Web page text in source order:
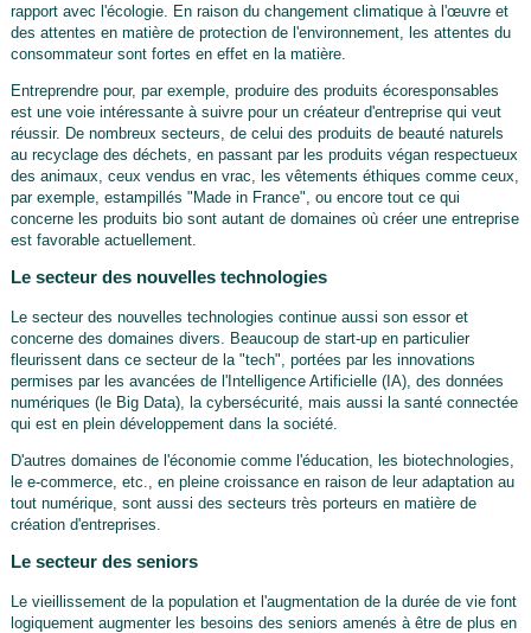
rapport avec l'écologie. En raison du changement climatique à l'œuvre et
des attentes en matière de protection de l'environnement, les attentes du
consommateur sont fortes en effet en la matière.
Entreprendre pour, par exemple, produire des produits écoresponsables
est une voie intéressante à suivre pour un créateur d'entreprise qui veut
réussir. De nombreux secteurs, de celui des produits de beauté naturels
au recyclage des déchets, en passant par les produits végan respectueux
des animaux, ceux vendus en vrac, les vêtements éthiques comme ceux,
par exemple, estampillés "Made in France", ou encore tout ce qui
concerne les produits bio sont autant de domaines où créer une entreprise
est favorable actuellement.
Le secteur des nouvelles technologies
Le secteur des nouvelles technologies continue aussi son essor et
concerne des domaines divers. Beaucoup de start-up en particulier
fleurissent dans ce secteur de la "tech", portées par les innovations
permises par les avancées de l'Intelligence Artificielle (IA), des données
numériques (le Big Data), la cybersécurité, mais aussi la santé connectée
qui est en plein développement dans la société.
D'autres domaines de l'économie comme l'éducation, les biotechnologies,
le e-commerce, etc., en pleine croissance en raison de leur adaptation au
tout numérique, sont aussi des secteurs très porteurs en matière de
création d'entreprises.
Le secteur des seniors
Le vieillissement de la population et l'augmentation de la durée de vie font
logiquement augmenter les besoins des seniors amenés à être de plus en